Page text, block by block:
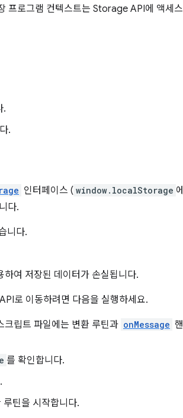
프로그램 컨텍스트는 Storage API에 액세스
.
.
인터페이스 ( window.localStorage 에
다.
니다.
여 저장된 데이터가 손실됩니다.
로 이동하려면 다음을 실행하세요.
립트 파일에는 변환 루틴과 onMessage 핸
를 확인합니다.
틴을 시작합니다.